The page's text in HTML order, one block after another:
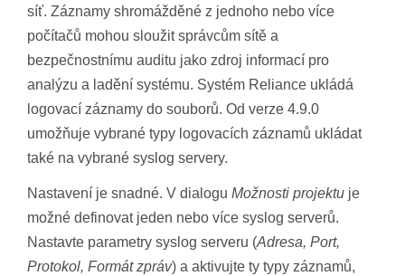
síť. Záznamy shromážděné z jednoho nebo více
počítačů mohou sloužit správcům sítě a
bezpečnostnímu auditu jako zdroj informací pro
analýzu a ladění systému. Systém Reliance ukládá
logovací záznamy do souborů. Od verze 4.9.0
umožňuje vybrané typy logovacích záznamů ukládat
také na vybrané syslog servery.
Nastavení je snadné. V dialogu Možnosti projektu je
možné definovat jeden nebo více syslog serverů.
Nastavte parametry syslog serveru (Adresa, Port,
Protokol, Formát zpráv) a aktivujte ty typy záznamů,